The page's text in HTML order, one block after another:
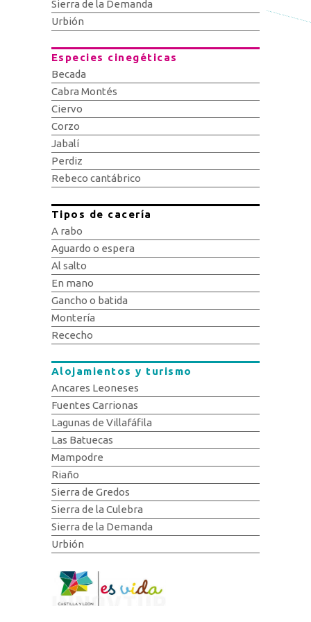
Sierra de la Demanda
Urbión
Especies cinegéticas
Becada
Cabra Montés
Ciervo
Corzo
Jabalí
Perdiz
Rebeco cantábrico
Tipos de cacería
A rabo
Aguardo o espera
Al salto
En mano
Gancho o batida
Montería
Rececho
Alojamientos y turismo
Ancares Leoneses
Fuentes Carrionas
Lagunas de Villafáfila
Las Batuecas
Mampodre
Riaño
Sierra de Gredos
Sierra de la Culebra
Sierra de la Demanda
Urbión